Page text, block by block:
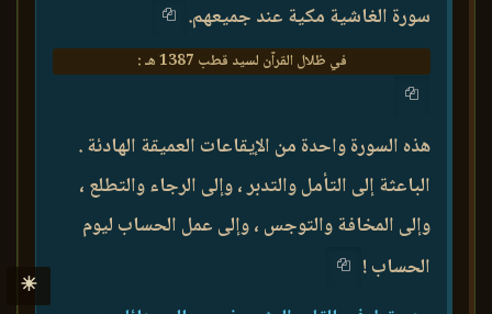
سورة الغاشية مكية عند جميعهم.
في ظلال القرآن لسيد قطب 1387 هـ :
هذه السورة واحدة من الإيقاعات العميقة الهادئة .
الباعثة إلى التأمل والتدبر ، وإلى الرجاء والتطلع ،
وإلى المخافة والتوجس ، وإلى عمل الحساب ليوم
الحساب !
☀